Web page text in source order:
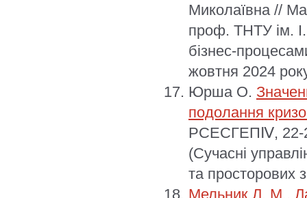
Миколаївна //
проф. ТНТУ ім.
бізнес-
жовтня 2024
Юрша О.
подолання
РСЕСГЕПⅣ, 22-
(Сучасні
та просторових
Мельник Л. М.,